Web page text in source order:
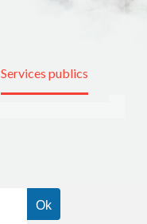
Services publics